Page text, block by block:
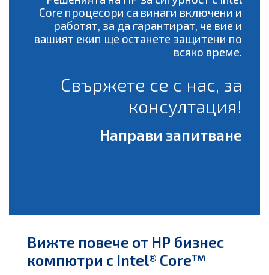
Core процесори са винаги включени и
работят, за да гарантират, че вие и
вашият екип ще останете защитени по
всяко време.
Свържете се с нас, за
консултация!
Направи запитване
Вижте повече от HP бизнес
компютри с Intel® Core™